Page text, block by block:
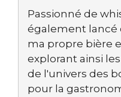
Passionné de
également lancé
ma propre bière
explorant ainsi
de l'univers des
pour la